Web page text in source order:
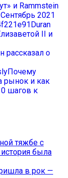
и Rammstein
2021
Duran
II и
рассказал о
Почему
рынок и как
шагов к
тяжбе с
была
в рок —